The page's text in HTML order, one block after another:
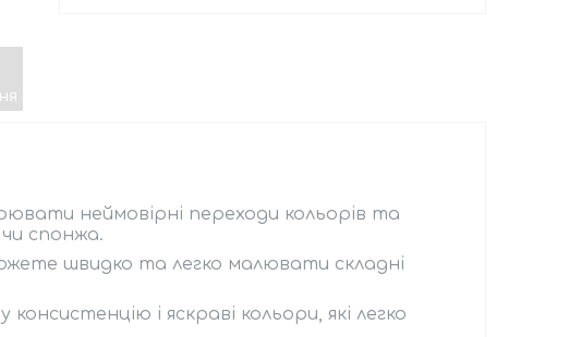
неймовірні переходи кольорів та
спонжа.
швидко та легко малювати складні
і яскраві кольори, які легко